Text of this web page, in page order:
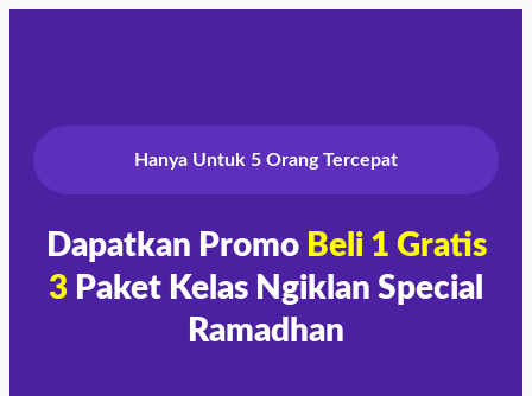
Hanya Untuk 5 Orang Tercepat
Dapatkan Promo Beli 1 Gratis
3 Paket Kelas Ngiklan Special
Ramadhan